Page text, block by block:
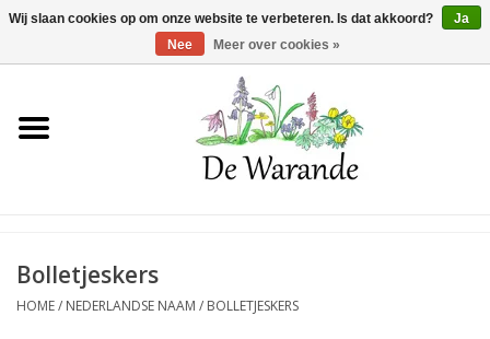
Winkelwagen >0 Artikelen - €0,00
Home
Voorjaarsbloeiers
Bolletjeskers
HOME/ NEDERLANDSE NAAM / BOLLETJESKERS
Wij slaan cookies op om onze website te verbeteren. Is dat akkoord?
Ja
Nee
Meer over cookies »